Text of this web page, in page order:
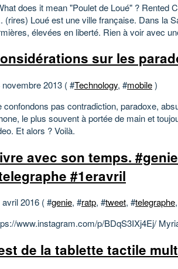
does it mean "Poulet de Loué" ? Rented
(rires) Loué est une ville française. Dans la
élevées en liberté. Rien à voir avec
sur les
novembre 2013 ( #Technology, #mobile)
confondons pas contradiction, paradoxe,
le plus souvent à portée de main et
Et alors ? Voilà.
avec son temps.
#1eravril
avril 2016 ( #genie, #ratp, #tweet, #telegraphe
www.instagram.com/p/BDqS3IXj4Ej/
de la tablette tactile